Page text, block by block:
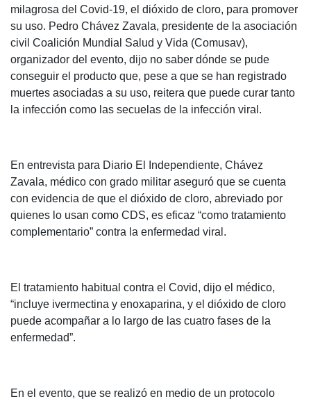
milagrosa del Covid-19, el dióxido de cloro, para promover
su uso. Pedro Chávez Zavala, presidente de la asociación
civil Coalición Mundial Salud y Vida (Comusav),
organizador del evento, dijo no saber dónde se pude
conseguir el producto que, pese a que se han registrado
muertes asociadas a su uso, reitera que puede curar tanto
la infección como las secuelas de la infección viral.
En entrevista para Diario El Independiente, Chávez
Zavala, médico con grado militar aseguró que se cuenta
con evidencia de que el dióxido de cloro, abreviado por
quienes lo usan como CDS, es eficaz “como tratamiento
complementario” contra la enfermedad viral.
El tratamiento habitual contra el Covid, dijo el médico,
“incluye ivermectina y enoxaparina, y el dióxido de cloro
puede acompañar a lo largo de las cuatro fases de la
enfermedad”.
En el evento, que se realizó en medio de un protocolo